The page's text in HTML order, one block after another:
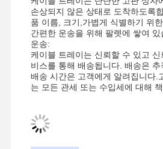
케이블 바구니 용품
태양 전지 패널 철도 브래킷
태양광 장착 용품
태양광 지붕 통로
손상되지 않은 상태로 도착하도록
품 이름, 크기,가볍게 식별하기 위
간편한 운송을 위해 팔렛에 쌓여 있
운송:
케이블 트레이는 신뢰할 수 있고
비스를 통해 배송됩니다. 배송은
배송 시간은 고객에게 알려집니다.
는 모든 관세 또는 수입세에 대해